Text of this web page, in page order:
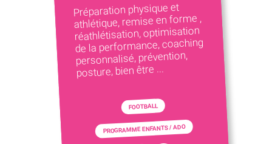
Préparation physique et
athlétique, remise en forme ,
réathlétisation, optimisation
de la performance, coaching
personnalisé, prévention,
posture, bien être ...
FOOTBALL
PROGRAMME ENFANTS / ADO